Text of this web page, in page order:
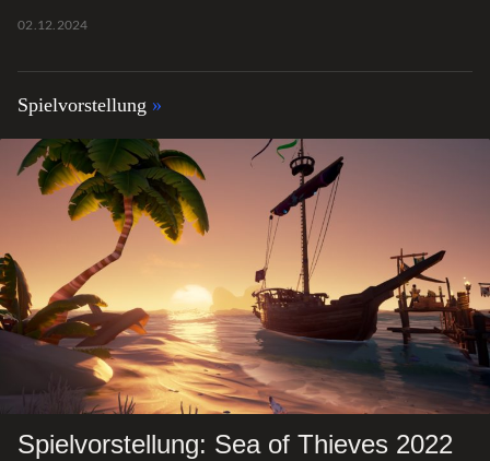
02.12.2024
Spielvorstellung
Spielvorstellung: Sea of Thieves 2022